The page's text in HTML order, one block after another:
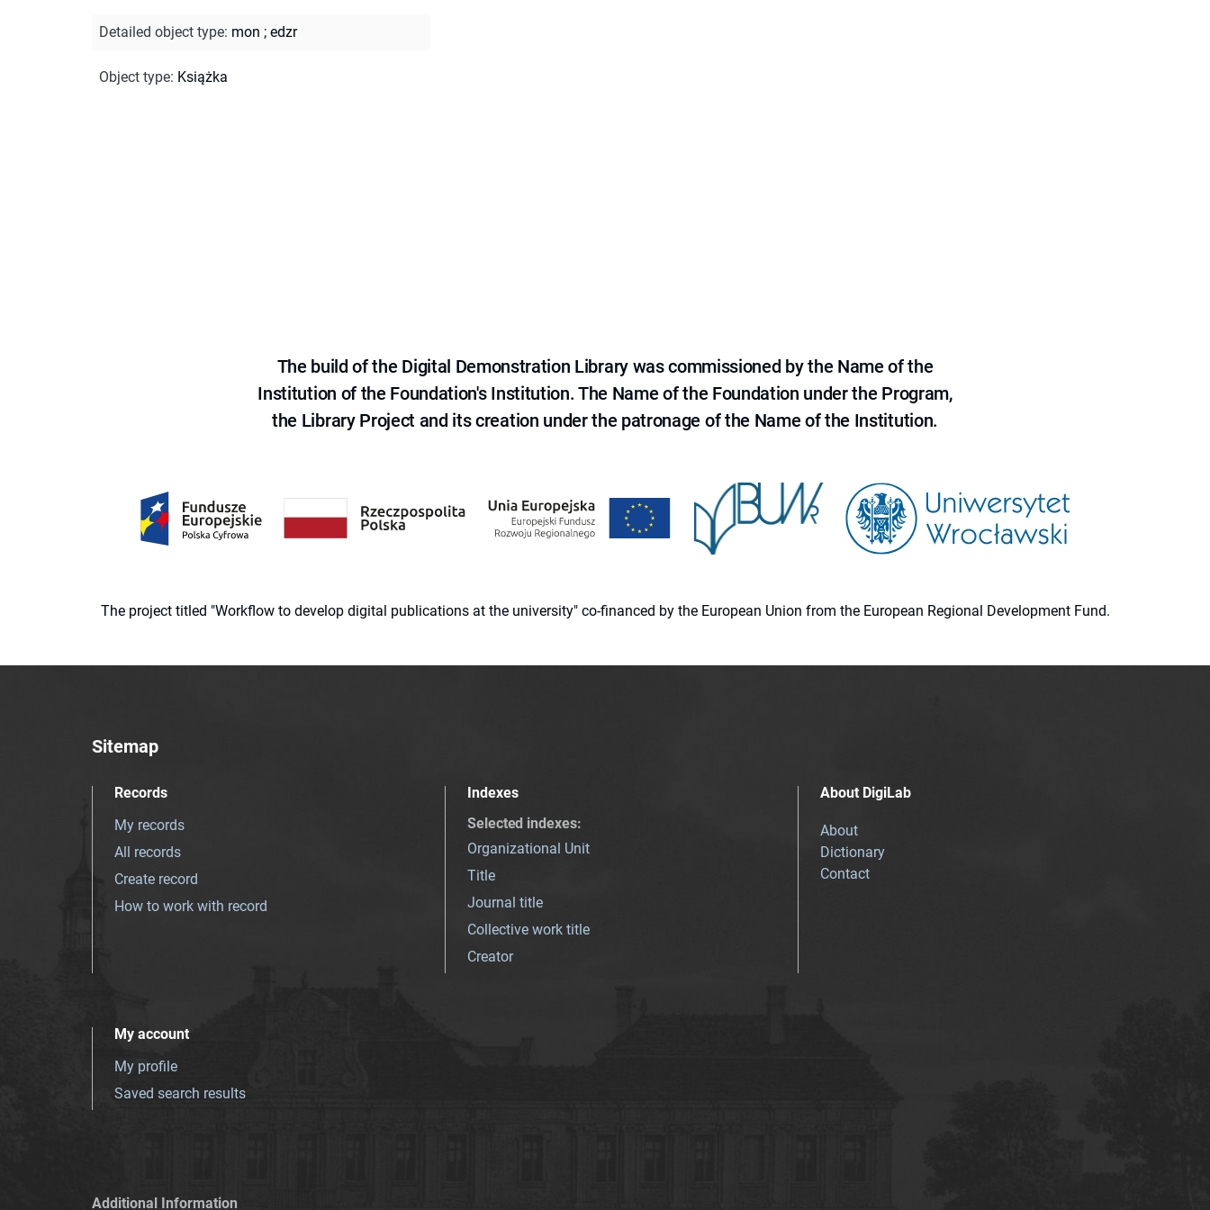
Detailed object type: mon ; edzr
Object type: Książka
The build of the Digital Demonstration Library was commissioned by the Name of the
Institution of the Foundation's Institution. The Name of the Foundation under the Program,
the Library Project and its creation under the patronage of the Name of the Institution.
The project titled "Workflow to develop digital publications at the university" co-financed by the European Union from the European Regional Development Fund.
Sitemap
Records
My records
All records
Create record
How to work with record
Indexes
Selected indexes:
Organizational Unit
Title
Journal title
Collective work title
Creator
About DigiLab
About
Dictionary
Contact
My account
My profile
Saved search results
Additional Information